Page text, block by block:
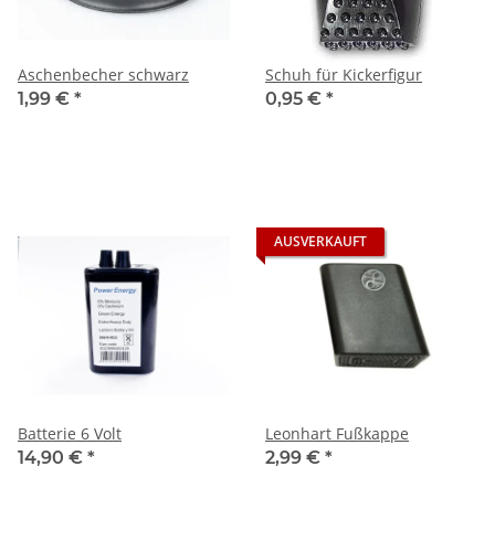
Aschenbecher schwarz
1,99 € *
Schuh für Kickerfigur
0,95 € *
Batterie 6 Volt
14,90 € *
AUSVERKAUFT
Leonhart Fußkappe
2,99 € *